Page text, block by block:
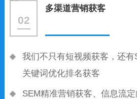
02
多渠道营销获客
我们不只有短视频获客，还有
关键词优化排名获客
SEM精准营销获客、信息流